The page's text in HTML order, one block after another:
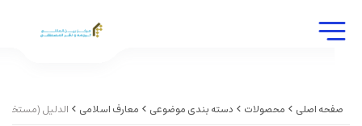
صفحه اصلی محصولات دسته بندی موضوعی معارف اسلامی الدلیل